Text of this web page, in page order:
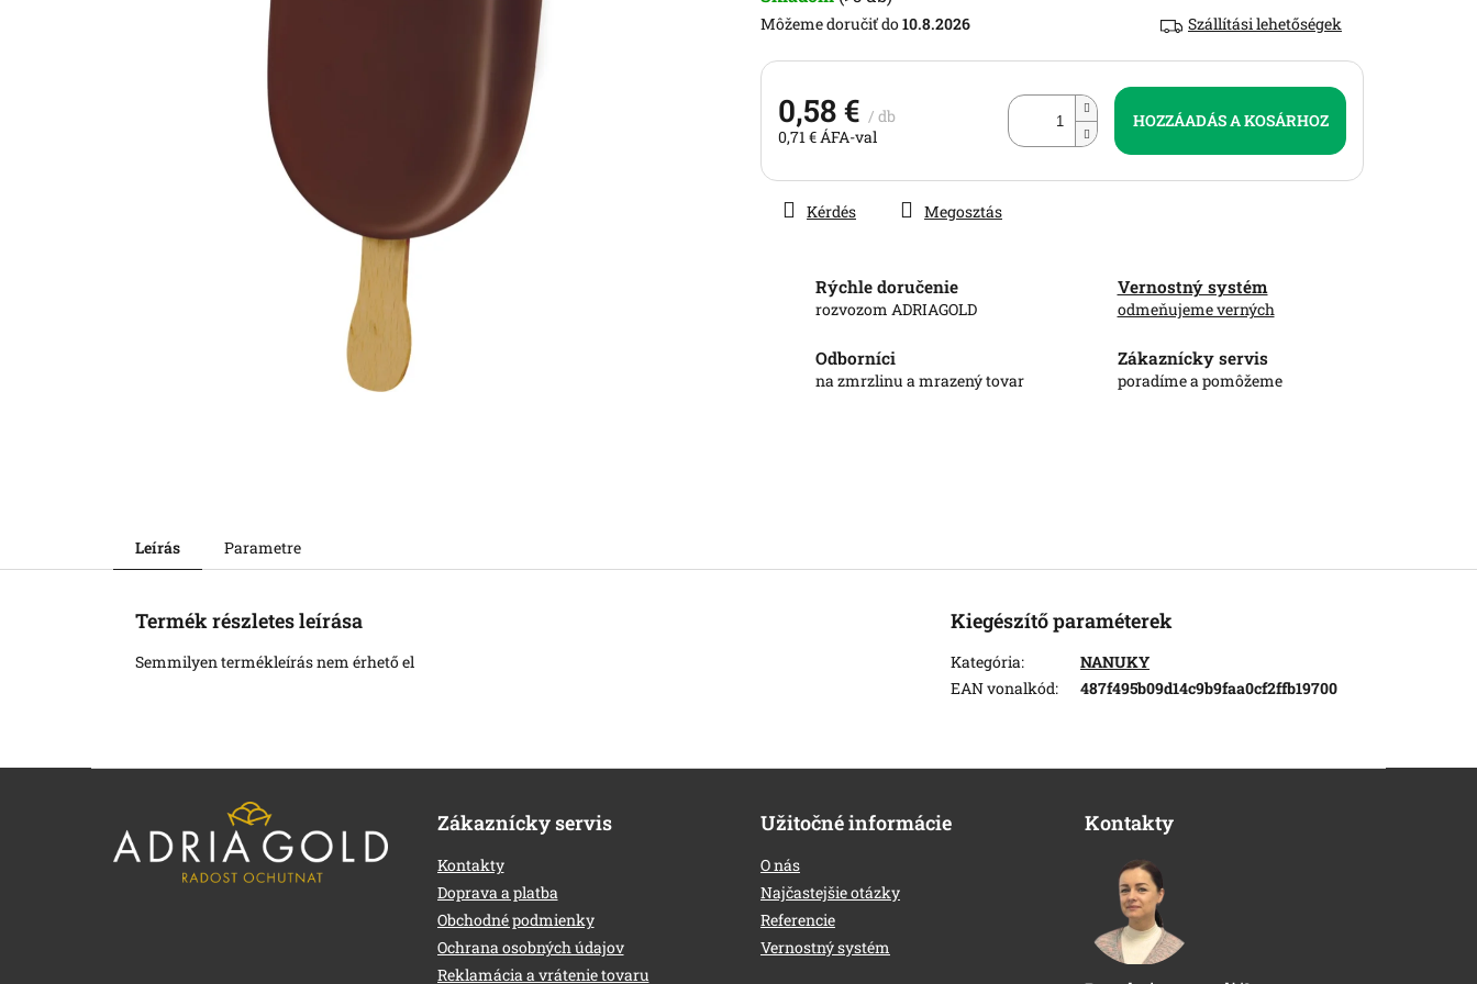
10.8.2026 Szállítási lehetőségek
0,58 € / db
0,71 € ÁFA-val
HOZZÁADÁS A KOSÁRHOZ
Kérdés Megosztás
Rýchle doručenie
rozvozom ADRIAGOLD
Vernostný systém
odmeňujeme verných
Odborníci
na zmrzlinu a mrazený tovar
Zákaznícky servis
poradíme a pomôžeme
ből
0,0
Leírás Parametre
Termék részletes leírása
Semmilyen termékleírás nem érhető el
Kiegészítő paraméterek
Kategória:
NANUKY
EAN vonalkód: 487f495b09d14c9b9faa0cf2ffb19700
Zákaznícky servis
Kontakty
Doprava a platba
Obchodné podmienky
Ochrana osobných údajov
Reklamácia a vrátenie tovaru
Užitočné informácie
O nás
Najčastejšie otázky
Referencie
Vernostný systém
Kontakty